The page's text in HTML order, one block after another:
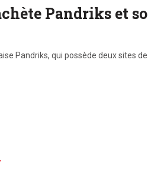
Pandriks et
Pandriks, qui possède deux sites de